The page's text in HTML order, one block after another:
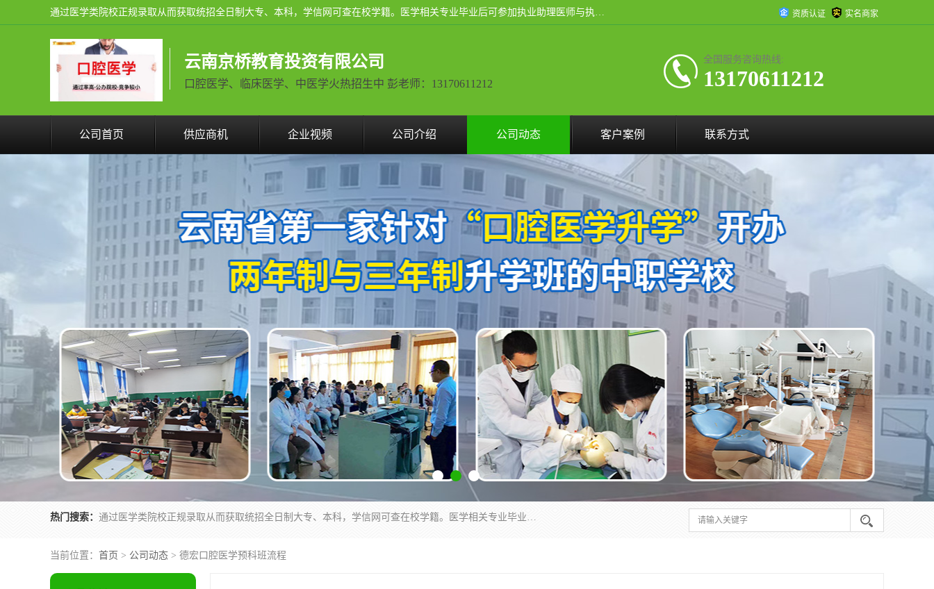
通过医学类院校正规录取从而获取统招全日制大专、本科，学信网可查在校学籍。医学相关专业毕业后可参加执业助理医师与执业医师证书考试（如口腔医学、临床医学、中医学等专业）. 资质认证 实名商家
云南京桥教育投资有限公司
口腔医学、临床医学、中医学火热招生中 彭老师：13170611212
全国服务咨询热线:
13170611212
公司首页 供应商机 企业视频 公司介绍 公司动态 客户案例 联系方式
热门搜索： 通过医学类院校正规录取从而获取统招全日制大专、本科，学信网可查在校学籍。医学相关专业毕业后可参加执业助理医师与执业医师证书考试（如口腔医学、临床医学、中医学等专业）.
当前位置： 首页 > 公司动态 > 德宏口腔医学预科班流程